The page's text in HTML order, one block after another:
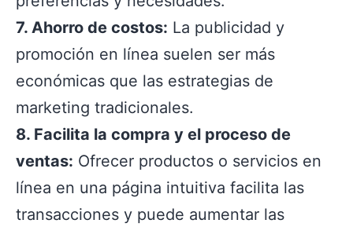
7. Ahorro de costos: La publicidad y
promoción en línea suelen ser más
económicas que las estrategias de
marketing tradicionales.
8. Facilita la compra y el proceso de
ventas: Ofrecer productos o servicios en
línea en una página intuitiva facilita las
transacciones y puede aumentar las